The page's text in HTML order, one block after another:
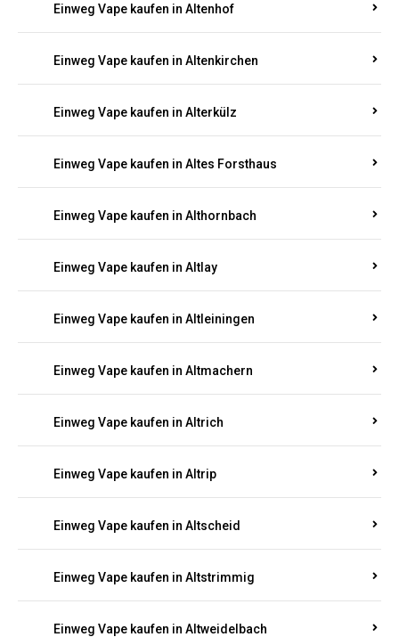
Einweg Vape kaufen in Altenhof
Einweg Vape kaufen in Altenkirchen
Einweg Vape kaufen in Alterkülz
Einweg Vape kaufen in Altes Forsthaus
Einweg Vape kaufen in Althornbach
Einweg Vape kaufen in Altlay
Einweg Vape kaufen in Altleiningen
Einweg Vape kaufen in Altmachern
Einweg Vape kaufen in Altrich
Einweg Vape kaufen in Altrip
Einweg Vape kaufen in Altscheid
Einweg Vape kaufen in Altstrimmig
Einweg Vape kaufen in Altweidelbach